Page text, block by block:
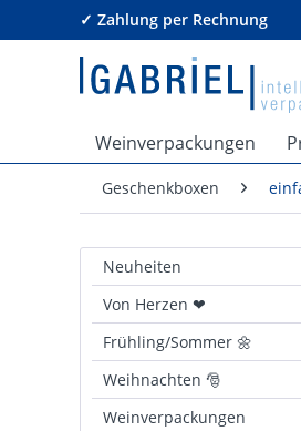
✓ Zahlung per Rechnung
Weinverpackungen
Geschenkboxen
Neuheiten
Von Herzen ❤
Frühling/Sommer 🌼
Weihnachten 🎅
Weinverpackungen